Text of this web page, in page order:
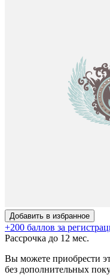
Добавить в избранное
+200 баллов за
Рассрочка до 12 мес.
Вы можете приобрести
без дополнительных